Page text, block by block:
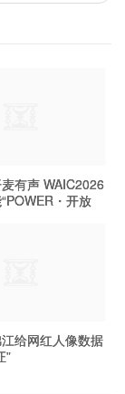
好，公司也
此，对于有
资002068股
分析能力，
险，避免过
有声 WAIC2026
・开放
给网红人像数据
”